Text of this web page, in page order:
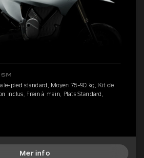
pied standard, Moyen 75-90 kg, Kit de
inclus, Frein à main, Plats Standard,
Mer info